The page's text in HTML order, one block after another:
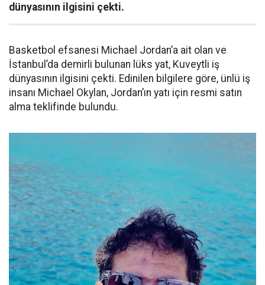
dünyasının ilgisini çekti.
Basketbol efsanesi Michael Jordan’a ait olan ve
İstanbul’da demirli bulunan lüks yat, Kuveytli iş
dünyasının ilgisini çekti. Edinilen bilgilere göre, ünlü iş
insanı Michael Okylan, Jordan’ın yatı için resmi satın
alma teklifinde bulundu.